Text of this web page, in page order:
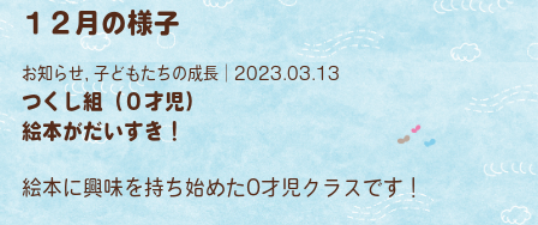
１２月の様子
お知らせ, 子どもたちの成長｜2023.03.13
つくし組（０才児）
絵本がだいすき！
絵本に興味を持ち始めた0才児クラスです！